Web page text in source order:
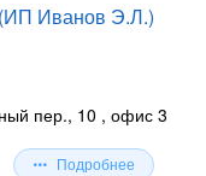
(ИП Иванов Э.Л.)
пер., 10 , офис 3
Подробнее